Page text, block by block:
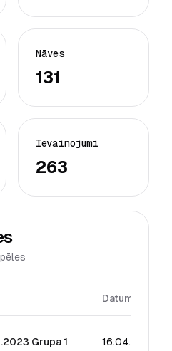
Nāves
131
Ievainojumi
263
Datums
Grupa 1 16.04.2023